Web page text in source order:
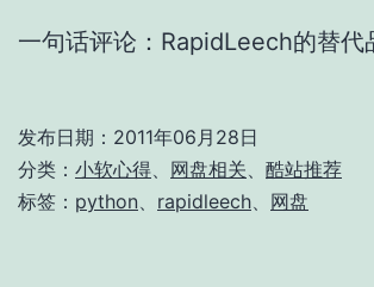
一句话评论：RapidLeech的替代
发布日期： 2011年06月28日
分类： 小软心得 网盘相关
酷站推荐
标签： python rapidleech 网盘